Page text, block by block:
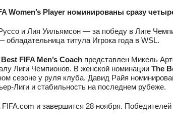
Women’s Player номинированы сразу
и Лия Уильямсон — за победу в Лиге
титула Игрока года в WSL.
FIFA Men’s Coachпредставлен Микель
Лиги Чемпионов. В женской номинации The
сезоне у руля клуба. Давид Райя
Лиги и стабильность на последнем рубеже.
FIFA.com и завершится 28 ноября.